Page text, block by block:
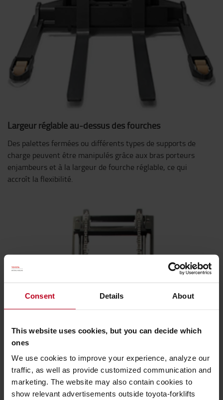
Consent Details About
This website uses cookies, but you can decide which
ones
We use cookies to improve your experience, analyze our
traffic, as well as provide customized communication and
marketing. The website may also contain cookies to
show relevant advertisements outside toyota-forklifts
Largeur réglable au-dessus des fourches
Des palettes fermées ou différents types de supports de
charge peuvent être manipulés grâce aux bras porteurs
enjambeurs et à la largeur de fourche réglable, ce qui
accroît la flexibilité.
Excellente visibilité
Mâts à vue dégagée et grande visibilité du poste de